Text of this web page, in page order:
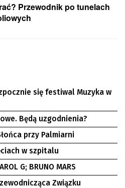
Przewodnik po tunelach
się festiwal Muzyka w
Będą uzgodnienia?
przy Palmiarni
w szpitalu
G; BRUNO MARS
Związku